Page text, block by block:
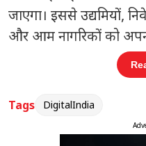
जाएगा। इससे उद्यमियों,
और आम नागरिकों को
जानकारी और सेवाएं प्राप्त
व्यवस्था संविधान की
में सेवाओं की पहुंच को
संबंधित खबरें
Tags DigitalIndia